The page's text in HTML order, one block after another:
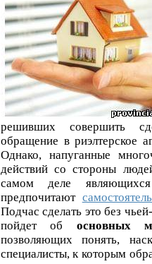
решивших совершить
обращение в риэлтерское
Однако, напуганные
действий со стороны
самом деле
предпочитают
Подчас сделать это без
пойдет об основных
позволяющих понять,
специалисты, к которым